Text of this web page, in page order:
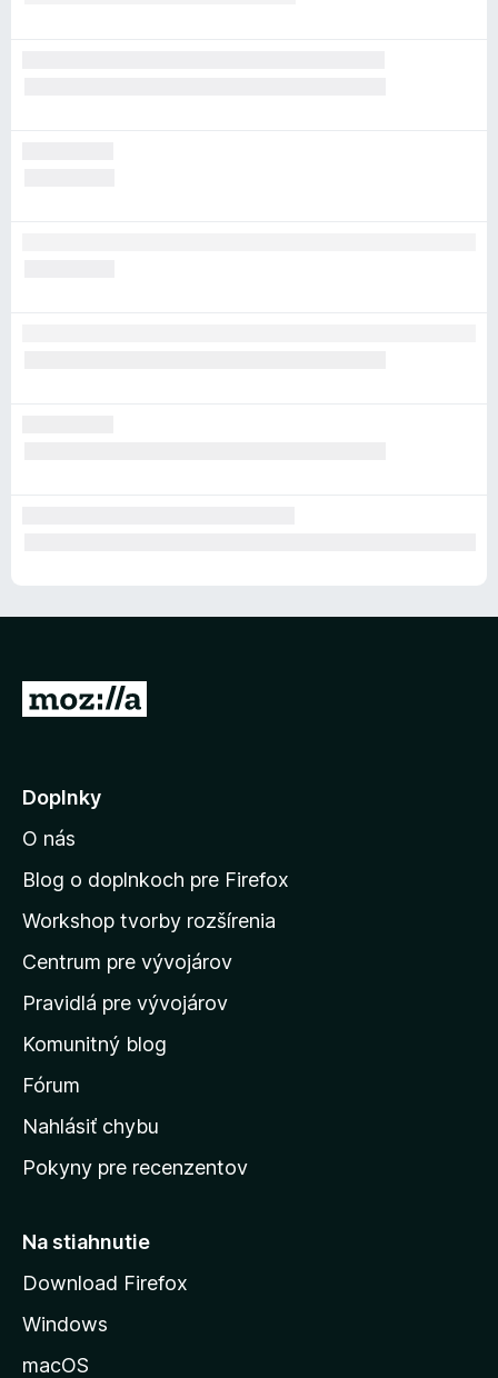
P
j
ť
n
d
o
m
v
s
k
s
r
n
k
Doplnky
O nás
Blog o doplnkoch pre Firefox
Workshop tvorby rozšírenia
Centrum pre vývojárov
Pravidlá pre vývojárov
Komunitný blog
Fórum
Nahlásiť chybu
Pokyny pre recenzentov
Na stiahnutie
Download Firefox
Windows
macOS